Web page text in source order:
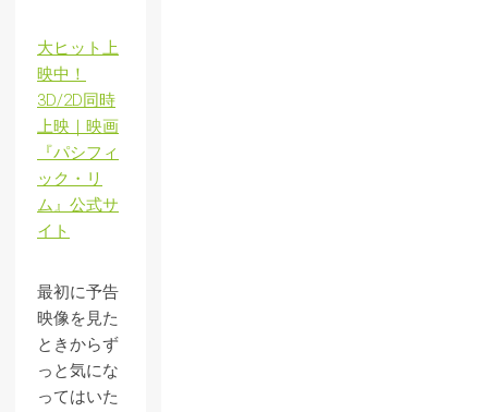
大ヒット上
映中！
3D/2D同時
上映｜映画
『パシフィ
ック・リ
ム』公式サ
イト
最初に予告
映像を見た
ときからず
っと気にな
ってはいた